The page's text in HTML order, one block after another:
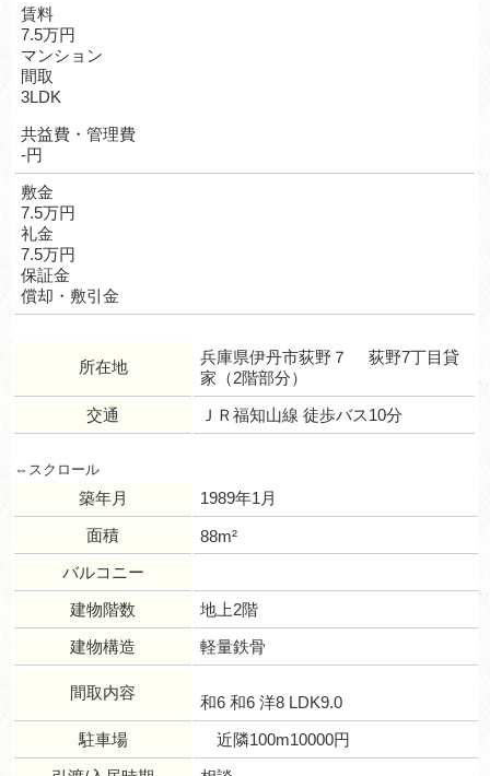
賃料
7.5万円
マンション
間取
3LDK
共益費・管理費
-円
敷金
7.5万円
礼金
7.5万円
保証金
償却・敷引金
所在地
兵庫県伊丹市荻野７ 荻野7丁目貸
家（2階部分）
交通
ＪＲ福知山線 徒歩バス10分
築年月
1989年1月
面積
88m²
バルコニー
建物階数
地上2階
建物構造
軽量鉄骨
間取内容
和6 和6 洋8 LDK9.0
駐車場
近隣100m10000円